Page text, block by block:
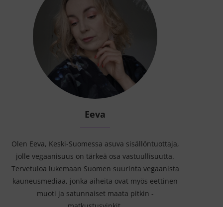
Eeva
Olen Eeva, Keski-Suomessa asuva sisällöntuottaja,
jolle vegaanisuus on tärkeä osa vastuullisuutta.
Tervetuloa lukemaan Suomen suurinta vegaanista
kauneusmediaa, jonka aiheita ovat myös eettinen
muoti ja satunnaiset maata pitkin -